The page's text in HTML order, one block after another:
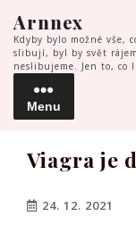
to
content
Arnnex
Kdyby bylo možné vše,
slibují, byl by svět
neslibujeme. Jen to, co
Menu
Menu
Viagra je
24. 12. 2021